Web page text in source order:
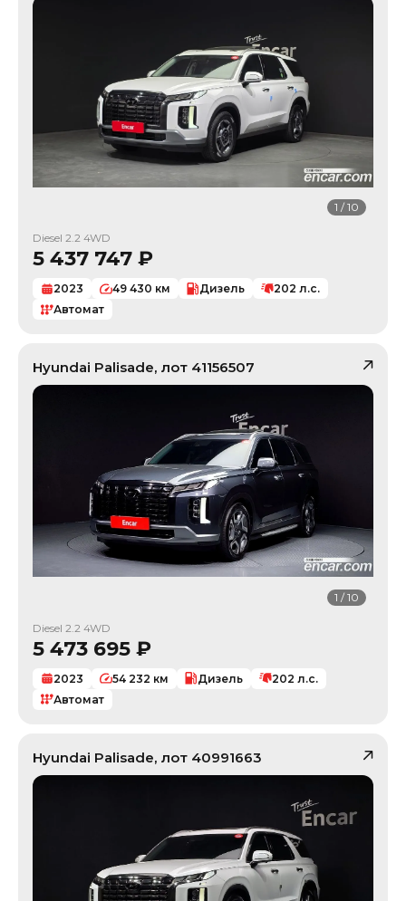
1 /10
Diesel 2.2 4WD
5 437 747 ₽
2023 49 430 км Дизель 202 л.с.
Автомат
Hyundai Palisade, лот 41156507
1 /10
Diesel 2.2 4WD
5 473 695 ₽
2023 54 232 км Дизель 202 л.с.
Автомат
Hyundai Palisade, лот 40991663